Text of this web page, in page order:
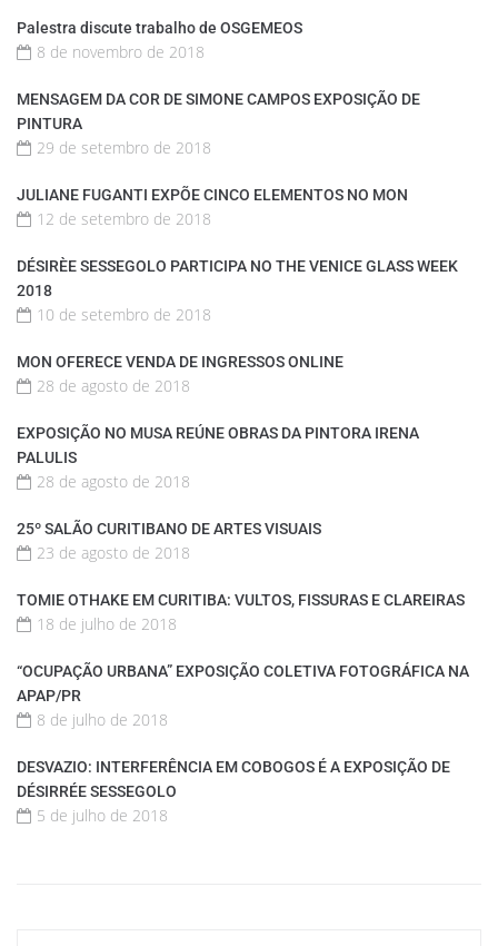
Palestra discute trabalho de OSGEMEOS
8 de novembro de 2018
MENSAGEM DA COR DE SIMONE CAMPOS EXPOSIÇÃO DE
PINTURA
29 de setembro de 2018
JULIANE FUGANTI EXPÕE CINCO ELEMENTOS NO MON
12 de setembro de 2018
DÉSIRÈE SESSEGOLO PARTICIPA NO THE VENICE GLASS WEEK
2018
10 de setembro de 2018
MON OFERECE VENDA DE INGRESSOS ONLINE
28 de agosto de 2018
EXPOSIÇÃO NO MUSA REÚNE OBRAS DA PINTORA IRENA
PALULIS
28 de agosto de 2018
25º SALÃO CURITIBANO DE ARTES VISUAIS
23 de agosto de 2018
TOMIE OTHAKE EM CURITIBA: VULTOS, FISSURAS E CLAREIRAS
18 de julho de 2018
“OCUPAÇÃO URBANA” EXPOSIÇÃO COLETIVA FOTOGRÁFICA NA
APAP/PR
8 de julho de 2018
DESVAZIO: INTERFERÊNCIA EM COBOGOS É A EXPOSIÇÃO DE
DÉSIRRÉE SESSEGOLO
5 de julho de 2018